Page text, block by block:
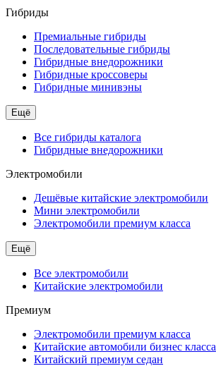
Гибриды
Премиальные гибриды
Последовательные гибриды
Гибридные внедорожники
Гибридные кроссоверы
Гибридные минивэны
Ещё
Все гибриды каталога
Гибридные внедорожники
Электромобили
Дешёвые китайские электромобили
Мини электромобили
Электромобили премиум класса
Ещё
Все электромобили
Китайские электромобили
Премиум
Электромобили премиум класса
Китайские автомобили бизнес класса
Китайский премиум седан